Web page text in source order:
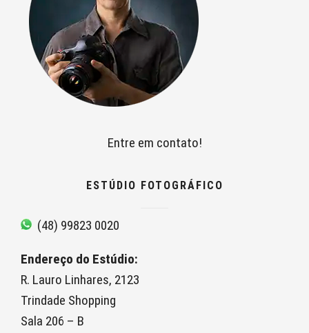
Entre em contato!
ESTÚDIO FOTOGRÁFICO
(48) 99823 0020
Endereço do Estúdio:
R. Lauro Linhares, 2123
Trindade Shopping
Sala 206 – B